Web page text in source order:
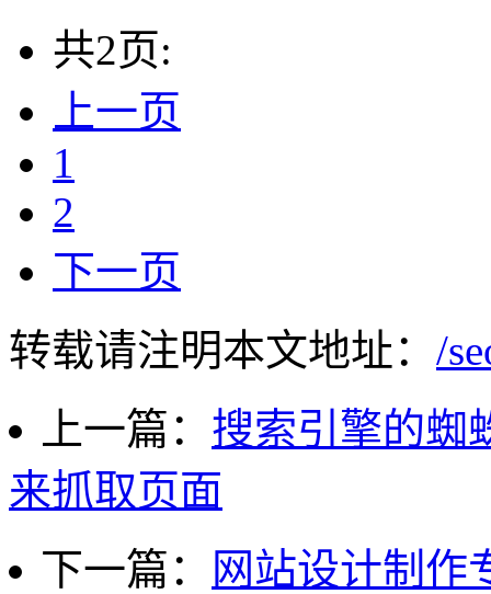
共2页:
上一页
1
2
下一页
转载请注明本文地址： /
上一篇： 搜索引擎的蜘
来抓取页面
下一篇：
网站设计制作